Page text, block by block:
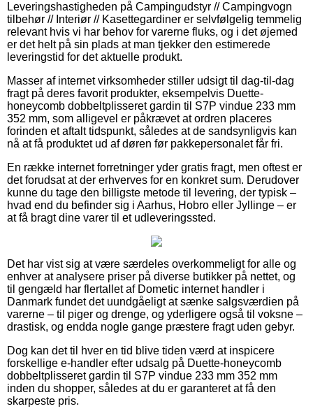
Leveringshastigheden på Campingudstyr // Campingvogn
tilbehør // Interiør // Kasettegardiner er selvfølgelig temmelig
relevant hvis vi har behov for varerne fluks, og i det øjemed
er det helt på sin plads at man tjekker den estimerede
leveringstid for det aktuelle produkt.
Masser af internet virksomheder stiller udsigt til dag-til-dag
fragt på deres favorit produkter, eksempelvis Duette-
honeycomb dobbeltplisseret gardin til S7P vindue 233 mm
352 mm, som alligevel er påkrævet at ordren placeres
forinden et aftalt tidspunkt, således at de sandsynligvis kan
nå at få produktet ud af døren før pakkepersonalet får fri.
En række internet forretninger yder gratis fragt, men oftest er
det forudsat at der erhverves for en konkret sum. Derudover
kunne du tage den billigste metode til levering, der typisk –
hvad end du befinder sig i Aarhus, Hobro eller Jyllinge – er
at få bragt dine varer til et udleveringssted.
Det har vist sig at være særdeles overkommeligt for alle og
enhver at analysere priser på diverse butikker på nettet, og
til gengæld har flertallet af Dometic internet handler i
Danmark fundet det uundgåeligt at sænke salgsværdien på
varerne – til piger og drenge, og yderligere også til voksne –
drastisk, og endda nogle gange præstere fragt uden gebyr.
Dog kan det til hver en tid blive tiden værd at inspicere
forskellige e-handler efter udsalg på Duette-honeycomb
dobbeltplisseret gardin til S7P vindue 233 mm 352 mm
inden du shopper, således at du er garanteret at få den
skarpeste pris.